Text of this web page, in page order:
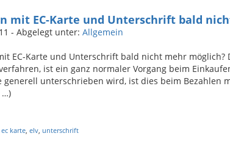
mit EC-Karte und Unterschrift bald
- Abgelegt unter: Allgemein
EC-Karte und Unterschrift bald nicht mehr möglich?
ist ein ganz normaler Vorgang beim
generell unterschrieben wird, ist dies beim Bezahlen
…)
ec karte, elv, unterschrift